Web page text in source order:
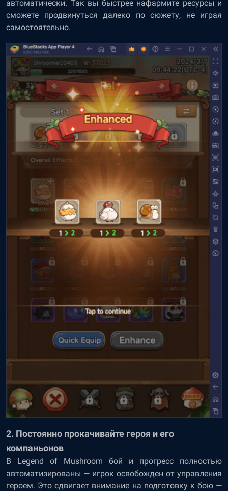
автоматически. Так вы быстрее нафармите ресурсы и
сможете продвинуться далеко по сюжету, не играя
самостоятельно.
2. Постоянно прокачивайте героя и его
компаньонов
В Legend of Mushroom бой и прогресс полностью
автоматизированы — игрок освобожден от управления
героем. Это сдвигает внимание на подготовку к бою —